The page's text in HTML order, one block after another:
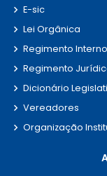
E-sic
Lei Orgânica
Regimento Interno
Regimento
Dicionário
Vereadores
Organização